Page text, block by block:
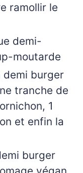
ramollir le
demi-
moutarde
demi burger
tranche de
1
et enfin la
burger